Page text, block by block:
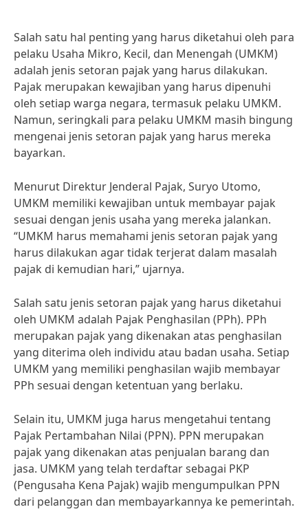
Salah satu hal penting yang harus diketahui oleh para
pelaku Usaha Mikro, Kecil, dan Menengah (UMKM)
adalah jenis setoran pajak yang harus dilakukan.
Pajak merupakan kewajiban yang harus dipenuhi
oleh setiap warga negara, termasuk pelaku UMKM.
Namun, seringkali para pelaku UMKM masih bingung
mengenai jenis setoran pajak yang harus mereka
bayarkan.
Menurut Direktur Jenderal Pajak, Suryo Utomo,
UMKM memiliki kewajiban untuk membayar pajak
sesuai dengan jenis usaha yang mereka jalankan.
“UMKM harus memahami jenis setoran pajak yang
harus dilakukan agar tidak terjerat dalam masalah
pajak di kemudian hari,” ujarnya.
Salah satu jenis setoran pajak yang harus diketahui
oleh UMKM adalah Pajak Penghasilan (PPh). PPh
merupakan pajak yang dikenakan atas penghasilan
yang diterima oleh individu atau badan usaha. Setiap
UMKM yang memiliki penghasilan wajib membayar
PPh sesuai dengan ketentuan yang berlaku.
Selain itu, UMKM juga harus mengetahui tentang
Pajak Pertambahan Nilai (PPN). PPN merupakan
pajak yang dikenakan atas penjualan barang dan
jasa. UMKM yang telah terdaftar sebagai PKP
(Pengusaha Kena Pajak) wajib mengumpulkan PPN
dari pelanggan dan membayarkannya ke pemerintah.